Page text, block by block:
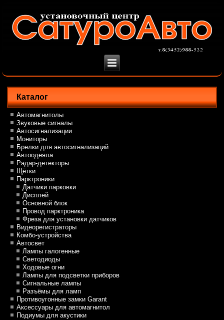
Каталог
Автомагнитолы
Звуковые сигналы
Автосигнализации
Мониторы
Брелки для автосигнализаций
Автоодеяла
Радар-детекторы
Щётки
Парктроники
Датчики парковки
Дисплей
Основной блок
Провод парктроника
Фреза для установки датчиков
Видеорегистраторы
Комбо-устройства
Автосвет
Лампы галогенные
Светодиоды
Ходовые огни
Лампы для подсветки приборов
Сигнальные лампы
Разъёмы для ламп
Противоугонные замки Garant
Аксессуары для автомагнитол
Подиумы для акустики